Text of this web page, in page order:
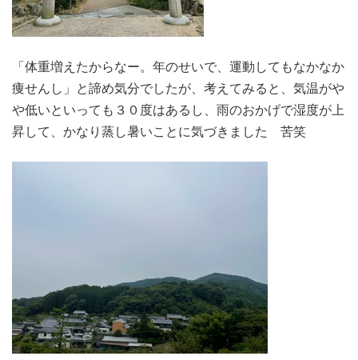
「体重増えたからなー。年のせいで、運動してもなかなか
痩せんし」と諦め気分でしたが、考えてみると、気温がや
や低いといっても３０度はあるし、雨のおかげで湿度が上
昇して、かなり蒸し暑いことに気づきました 苦笑